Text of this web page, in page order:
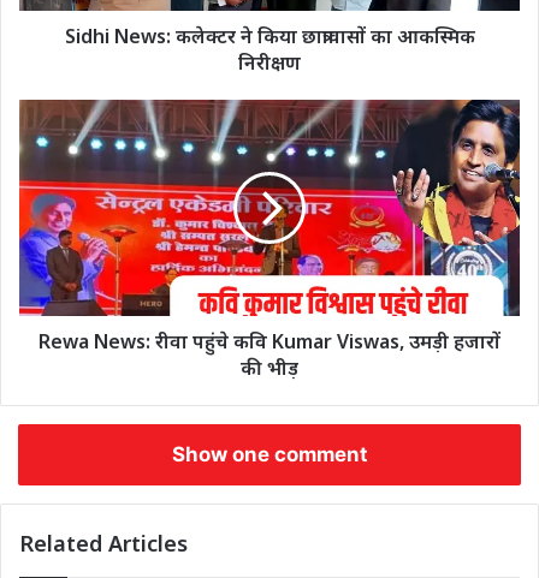
Sidhi News: कलेक्टर ने किया छात्रावासों का आकस्मिक
निरीक्षण
Rewa News: रीवा पहुंचे कवि Kumar Viswas, उमड़ी हजारों
की भीड़
Show one comment
Related Articles